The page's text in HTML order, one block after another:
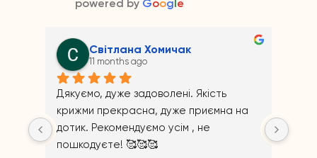
powered by Google
Андрій Прайс
11 months ago